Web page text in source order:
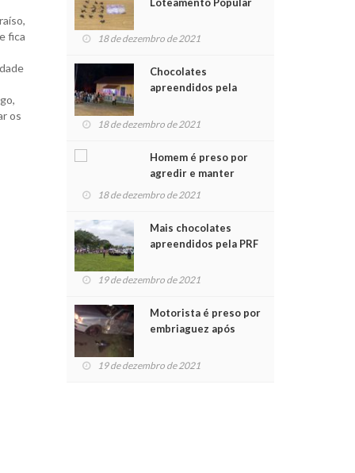
fica
os
18 de dezembro de 2021
Chocolates
apreendidos pela
para crianças na
18 de dezembro de 2021
Homem é preso por
agredir e manter
mulher em cárcere
18 de dezembro de 2021
Mais chocolates
apreendidos pela PRF
crianças no Natal
19 de dezembro de 2021
Motorista é preso por
embriaguez após
feridos
19 de dezembro de 2021